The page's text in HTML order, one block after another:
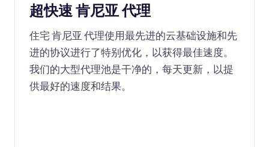
超快速 肯尼亚 代理
住宅 肯尼亚 代理使用最先进的云基础设施和先
进的协议进行了特别优化，以获得最佳速度。
我们的大型代理池是干净的，每天更新，以提
供最好的速度和结果。